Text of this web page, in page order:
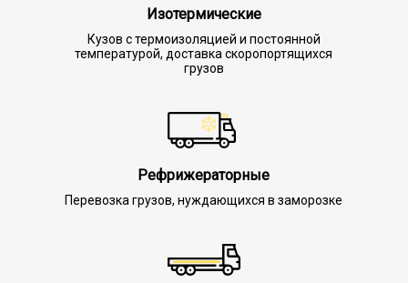
Изотермические
Кузов с термоизоляцией и постоянной
температурой, доставка скоропортящихся
грузов
Рефрижераторные
Перевозка грузов, нуждающихся в заморозке